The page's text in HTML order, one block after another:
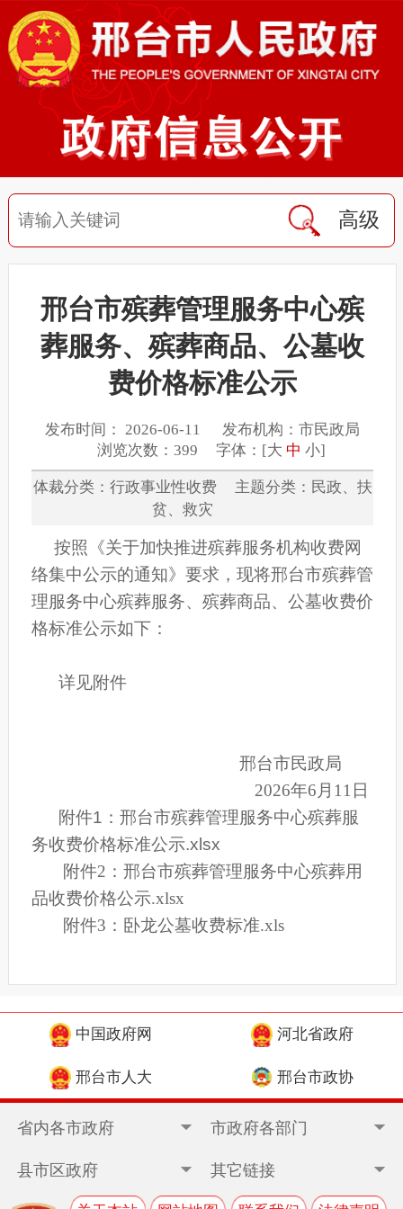
高级
邢台市殡葬管理服务中心殡
葬服务、殡葬商品、公墓收
费价格标准公示
发布时间： 2026-06-11 发布机构：市民政局
浏览次数：399 字体：[大 中 小]
体裁分类：行政事业性收费 主题分类：民政、扶
贫、救灾
按照《关于加快推进殡葬服务机构收费网
络集中公示的通知》要求，现将邢台市殡葬管
理服务中心殡葬服务、殡葬商品、公墓收费价
格标准公示如下：
详见附件
邢台市民政局
2026年6月11日
附件1：邢台市殡葬管理服务中心殡葬服
务收费价格标准公示.xlsx
附件2：邢台市殡葬管理服务中心殡葬用
品收费价格公示.xlsx
附件3：卧龙公墓收费标准.xls
中国政府网 河北省政府
邢台市人大 邢台市政协
省内各市政府 市政府各部门
县市区政府 其它链接